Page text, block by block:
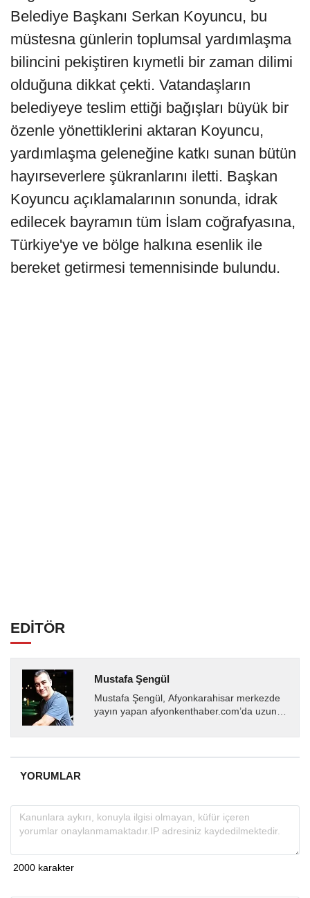
Belediye Başkanı Serkan Koyuncu, bu
müstesna günlerin toplumsal yardımlaşma
bilincini pekiştiren kıymetli bir zaman dilimi
olduğuna dikkat çekti. Vatandaşların
belediyeye teslim ettiği bağışları büyük bir
özenle yönettiklerini aktaran Koyuncu,
yardımlaşma geleneğine katkı sunan bütün
hayırseverlere şükranlarını iletti. Başkan
Koyuncu açıklamalarının sonunda, idrak
edilecek bayramın tüm İslam coğrafyasına,
Türkiye'ye ve bölge halkına esenlik ile
bereket getirmesi temennisinde bulundu.
EDİTÖR
Mustafa Şengül
Mustafa Şengül, Afyonkarahisar merkezde
yayın yapan afyonkenthaber.com’da uzun
almakta, haber akışı...
YORUMLAR